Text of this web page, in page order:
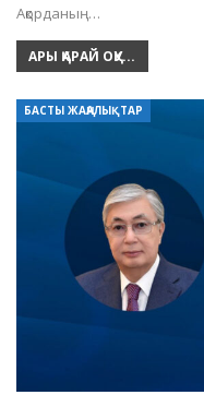
Ақорданың…
АРЫ ҚАРАЙ ОҚУ...
БАСТЫ ЖАҢАЛЫҚТАР